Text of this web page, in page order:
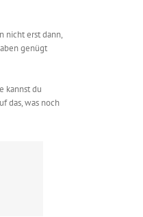
nicht erst dann,
genügt
kannst du
das, was noch